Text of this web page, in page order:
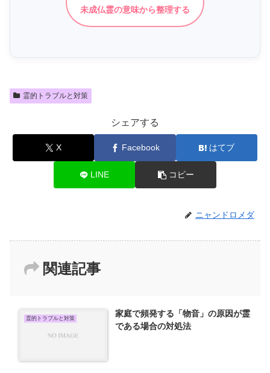
未成仏霊の意味から整理する
霊的トラブルと対策
シェアする
X Facebook はてブ
LINE コピー
ニャンドロメダ
関連記事
霊的トラブルと対策
家庭で頻発する「物音」の原因が霊
である場合の対処法